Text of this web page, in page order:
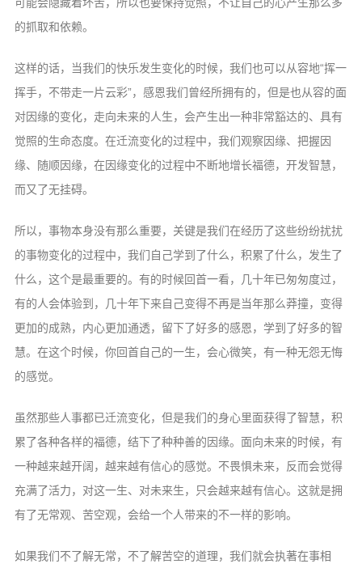
的抓取和依赖。
这样的话，当我们的快乐发生变化的时候，我们也可以从容地“挥一
挥手，不带走一片云彩”，感恩我们曾经所拥有的，但是也从容的面
对因缘的变化，走向未来的人生，会产生出一种非常豁达的、具有
觉照的生命态度。在迁流变化的过程中，我们观察因缘、把握因
缘、随顺因缘，在因缘变化的过程中不断地增长福德，开发智慧，
而又了无挂碍。
所以，事物本身没有那么重要，关键是我们在经历了这些纷纷扰扰
的事物变化的过程中，我们自己学到了什么，积累了什么，发生了
什么，这个是最重要的。有的时候回首一看，几十年已匆匆度过，
有的人会体验到，几十年下来自己变得不再是当年那么莽撞，变得
更加的成熟，内心更加通透，留下了好多的感恩，学到了好多的智
慧。在这个时候，你回首自己的一生，会心微笑，有一种无怨无悔
的感觉。
虽然那些人事都已迁流变化，但是我们的身心里面获得了智慧，积
累了各种各样的福德，结下了种种善的因缘。面向未来的时候，有
一种越来越开阔，越来越有信心的感觉。不畏惧未来，反而会觉得
充满了活力，对这一生、对未来生，只会越来越有信心。这就是拥
有了无常观、苦空观，会给一个人带来的不一样的影响。
如果我们不了解无常，不了解苦空的道理，我们就会执著在事相